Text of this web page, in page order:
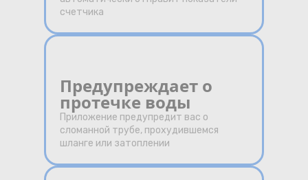
счетчика
Предупреждает о
протечке воды
Приложение предупредит вас о
сломанной трубе, прохудившемся
шланге или затоплении